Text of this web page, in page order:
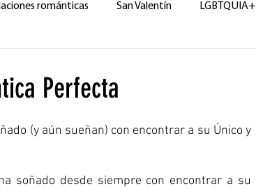
románticas San Valentín LGBTQUIA+
Perfecta
(y aún sueñan) con encontrar a su Único y
soñado desde siempre con encontrar a su